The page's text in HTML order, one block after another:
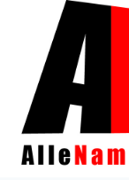
Doorgaan
inhoud